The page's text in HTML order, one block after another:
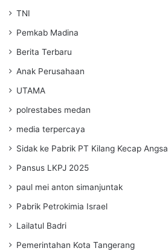
TNI
Pemkab Madina
Berita Terbaru
Anak Perusahaan
UTAMA
polrestabes medan
media terpercaya
Sidak ke Pabrik PT Kilang Kecap Angsa
Pansus LKPJ 2025
paul mei anton simanjuntak
Pabrik Petrokimia Israel
Lailatul Badri
Pemerintahan Kota Tangerang